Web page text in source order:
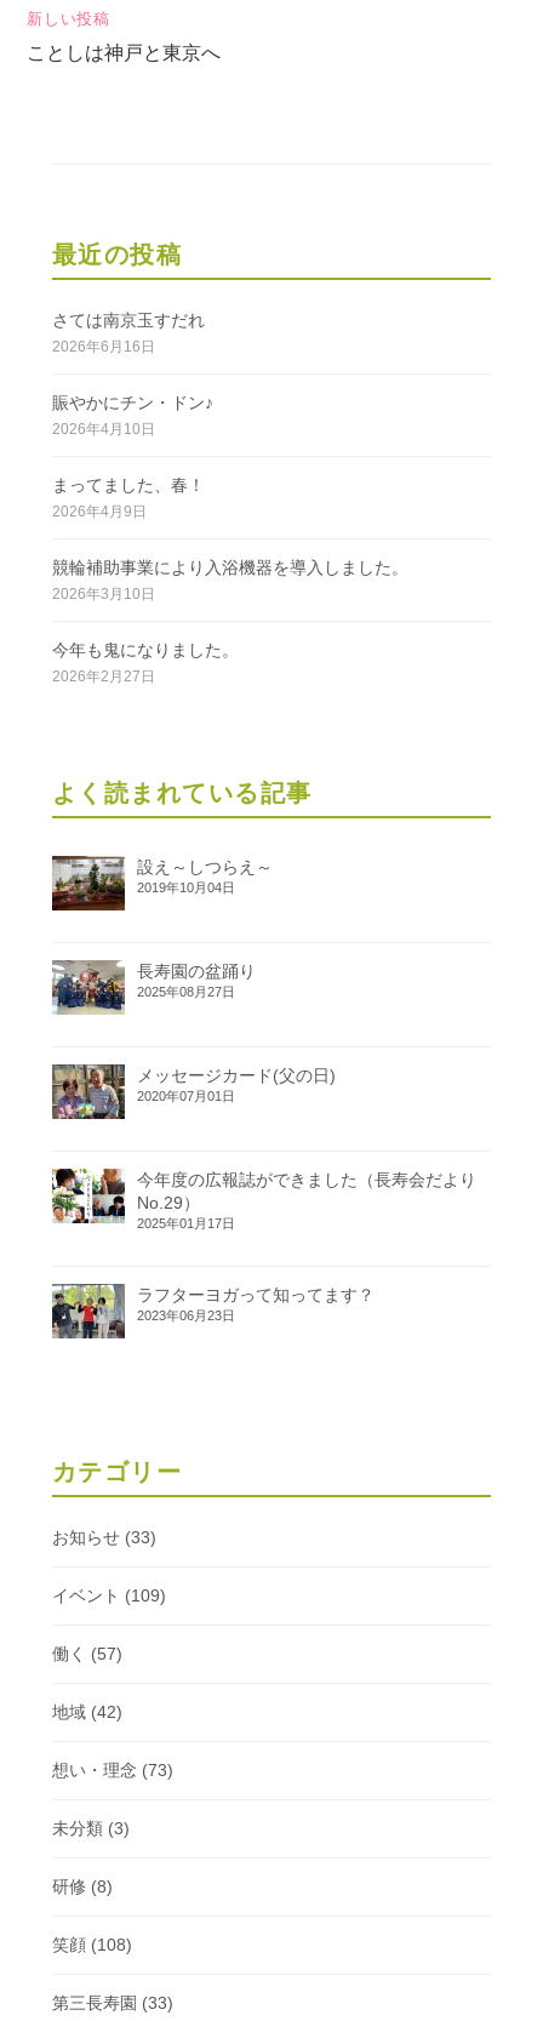
ビ
新しい投稿
ことしは神戸と東京へ
最近の投稿
さては南京玉すだれ
2026年6月16日
賑やかにチン・ドン♪
2026年4月10日
まってました、春！
2026年4月9日
競輪補助事業により入浴機器を導入しました。
2026年3月10日
今年も鬼になりました。
2026年2月27日
よく読まれている記事
設え～しつらえ～
2019年10月04日
長寿園の盆踊り
2025年08月27日
メッセージカード(父の日)
2020年07月01日
今年度の広報誌ができました（長寿会だより
No.29）
2025年01月17日
ラフターヨガって知ってます？
2023年06月23日
カテゴリー
お知らせ(33)
イベント (109)
働く (57)
地域(42)
想い・理念 (73)
未分類(3)
研修 (8)
笑顔(108)
第三長寿園 (33)